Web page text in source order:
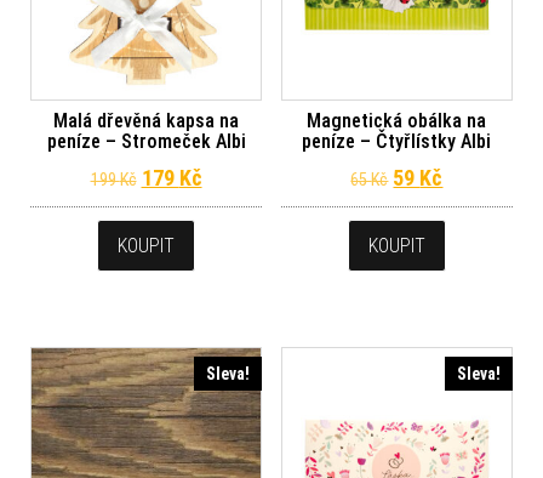
Malá dřevěná kapsa na
peníze – Stromeček Albi
199Kč Původní cena byla: 199 Kč.
179 KčAktuální cena je: 179 Kč.
KOUPIT
Magnetická obálka na
peníze – Čtyřlístky Albi
65Kč Původní cena
59 Kč
KOUPIT
Sleva! Sleva!